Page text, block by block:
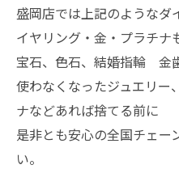
盛岡店では上記のようなダ
イヤリング・金・プラチナ
宝石、色石、結婚指輪 金
使わなくなったジュエリー
ナなどあれば捨てる前に
是非とも安心の全国チェー
い。